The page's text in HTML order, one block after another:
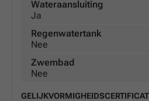
Wateraansluiting
Ja
Regenwatertank
Nee
Zwembad
Nee